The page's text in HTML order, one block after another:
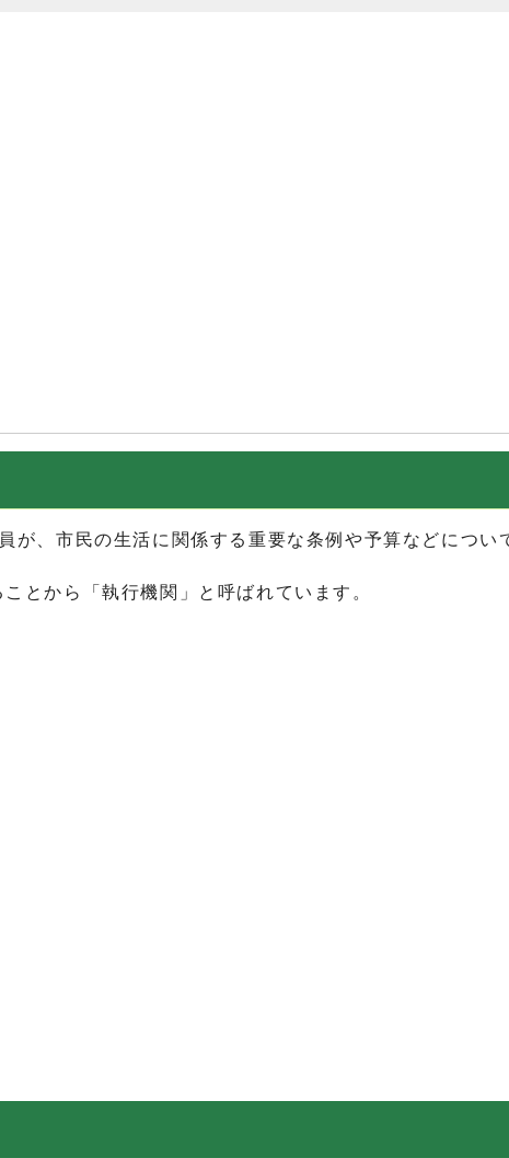
、市民の生活に関係する重要な条例や予算などについ
とから「執行機関」と呼ばれています。